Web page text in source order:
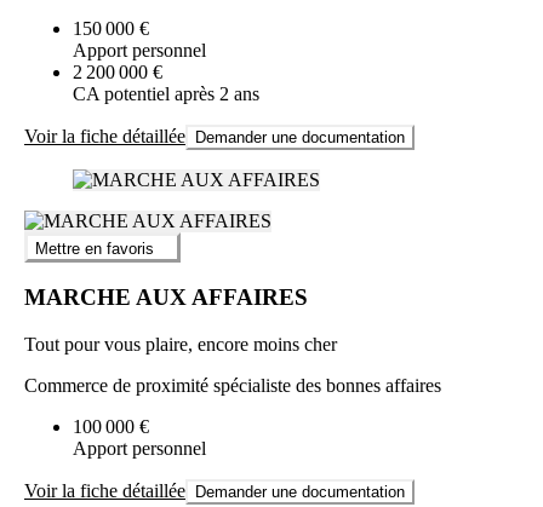
150 000 €
Apport personnel
2 200 000 €
CA potentiel après 2 ans
Voir la fiche détaillée Demander une documentation
Mettre en favoris
MARCHE AUX AFFAIRES
Tout pour vous plaire, encore moins cher
Commerce de proximité spécialiste des bonnes affaires
100 000 €
Apport personnel
Voir la fiche détaillée Demander une documentation